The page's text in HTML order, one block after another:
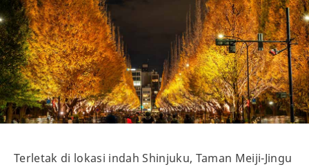
Terletak di lokasi indah Shinjuku, Taman Meiji-Jingu